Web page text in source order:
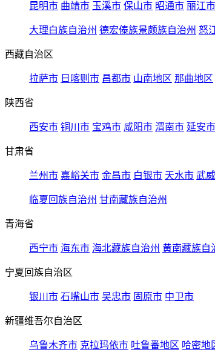
昆明市 曲靖市 玉溪市 保山市 昭通市 丽江市
大理白族自治州 德宏傣族景颇族自治州 怒
西藏自治区
拉萨市 日喀则市 昌都市 山南地区 那曲地区
陕西省
西安市 铜川市 宝鸡市 咸阳市 渭南市 延安市
甘肃省
兰州市 嘉峪关市 金昌市 白银市 天水市 武
临夏回族自治州 甘南藏族自治州
青海省
西宁市 海东市 海北藏族自治州 黄南藏族自
宁夏回族自治区
银川市 石嘴山市 吴忠市 固原市 中卫市
新疆维吾尔自治区
乌鲁木齐市 克拉玛依市 吐鲁番地区 哈密地